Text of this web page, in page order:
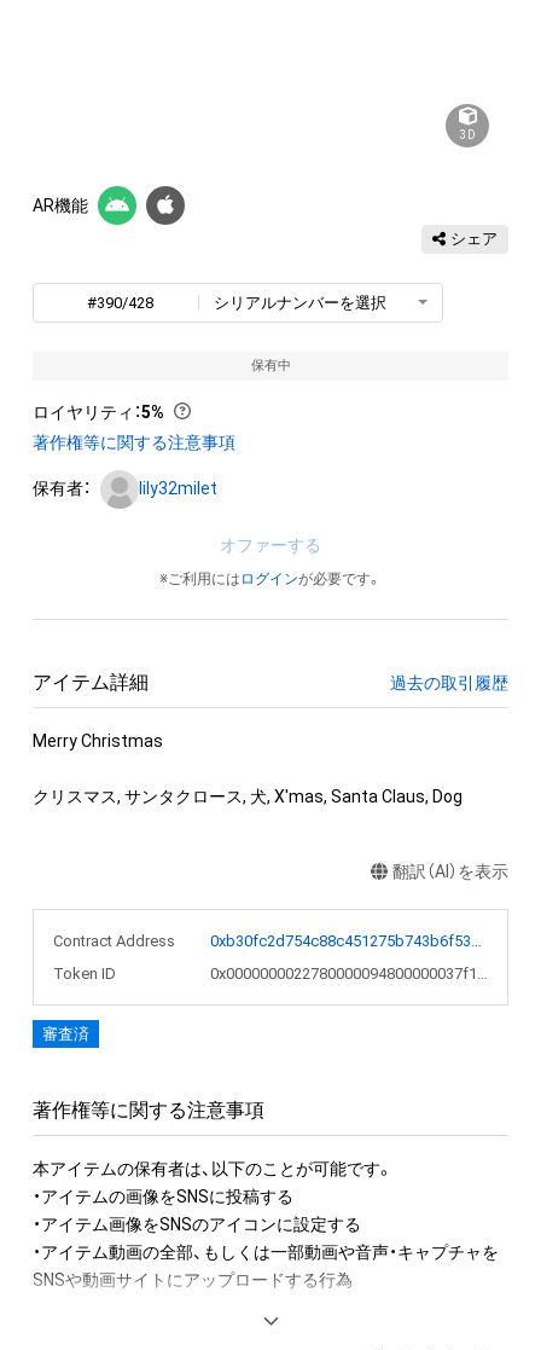
3D
AR機能
シェア
#390/428 シリアルナンバーを選択
保有中
ロイヤリティ ：5%
著作権等に関する注意事項
保有者： lily32milet
オファーする
※ご利用には ログインが必要です。
アイテム詳細 過去の取引履歴
Merry Christmas
クリスマス, サンタクロース, 犬, X'mas, Santa Claus, Dog
翻訳（AI）を表示
Contract Address
0xb30fc2d754c88c451275b743b6f530f19f643683
Token ID
0x0000000022780000094800000037f11e
審査済
著作権等に関する注意事項
本アイテムの保有者は、以下のことが可能です。
・アイテムの画像をSNSに投稿する
・アイテム画像をSNSのアイコンに設定する
・アイテム動画の全部、もしくは一部動画や音声・キャプチャを
SNSや動画サイトにアップロードする行為